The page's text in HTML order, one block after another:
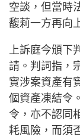
空談，但當時
馥莉一方再向
上訴庭今頒下
請。判詞指，
實涉案資產有
個資產凍結令
令，亦不認同
耗風險，而須